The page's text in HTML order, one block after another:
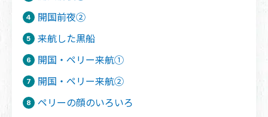
開国前夜②
来航した黒船
開国・ペリー来航①
開国・ペリー来航②
ペリーの顔のいろいろ